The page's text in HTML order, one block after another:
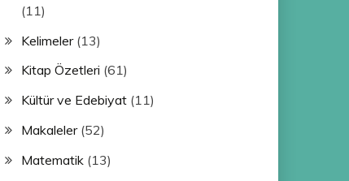
(11)
Kelimeler(13)
Kitap Özetleri (61)
Kültür ve Edebiyat(11)
Makaleler(52)
Matematik(13)